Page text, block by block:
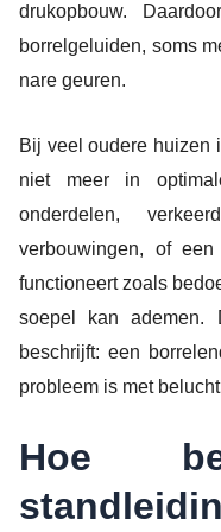
drukopbouw.
borrelgeluiden, soms
nare geuren.
Bij veel oudere huizen
niet meer in
onderdelen,
verbouwingen, of
functioneert zoals
soepel kan
beschrijft: een
probleem is met
Hoe